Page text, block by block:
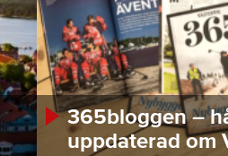
365bloggen –
uppdaterad om